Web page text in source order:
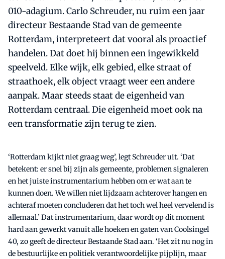
010-adagium. Carlo Schreuder, nu ruim een jaar
directeur Bestaande Stad van de gemeente
Rotterdam, interpreteert dat vooral als proactief
handelen. Dat doet hij binnen een ingewikkeld
speelveld. Elke wijk, elk gebied, elke straat of
straathoek, elk object vraagt weer een andere
aanpak. Maar steeds staat de eigenheid van
Rotterdam centraal. Die eigenheid moet ook na
een transformatie zijn terug te zien.
‘Rotterdam kijkt niet graag weg’, legt Schreuder uit. ‘Dat
betekent: er snel bij zijn als gemeente, problemen signaleren
en het juiste instrumentarium hebben om er wat aan te
kunnen doen. We willen niet lijdzaam achterover hangen en
achteraf moeten concluderen dat het toch wel heel vervelend is
allemaal.’ Dat instrumentarium, daar wordt op dit moment
hard aan gewerkt vanuit alle hoeken en gaten van Coolsingel
40, zo geeft de directeur Bestaande Stad aan. ‘Het zit nu nog in
de bestuurlijke en politiek verantwoordelijke pijplijn, maar